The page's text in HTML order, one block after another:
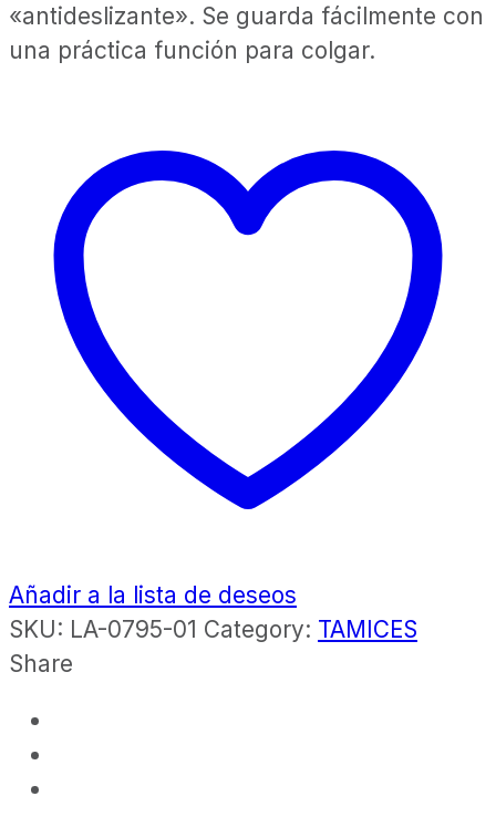
«antideslizante». Se guarda fácilmente con
una práctica función para colgar.
Añadir a la lista de deseos
SKU: LA-0795-01 Category: TAMICES
Share